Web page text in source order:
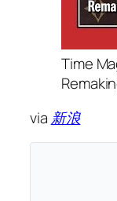
Time
via 新浪